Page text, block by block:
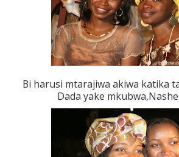
Bi harusi mtarajiwa akiwa katika
Dada yake